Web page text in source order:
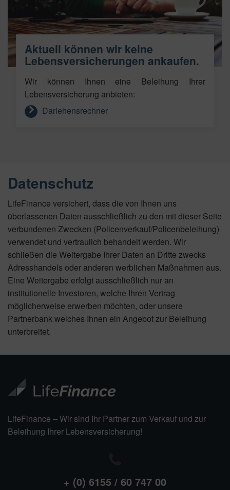
Aktuell können wir keine
Lebensversicherungen ankaufen.
Wir können Ihnen eine Beleihung Ihrer
Lebensversicherung anbieten:
Darlehensrechner
Datenschutz
LifeFinance versichert, dass die von Ihnen uns
überlassenen Daten ausschließlich zu den mit dieser Seite
verbundenen Zwecken (Policenverkauf/Policenbeleihung)
verwendet und vertraulich behandelt werden. Wir
schließen die Weitergabe Ihrer Daten an Dritte zwecks
Adresshandels oder anderen werblichen Maßnahmen aus.
Eine Weitergabe erfolgt ausschließlich nur an
institutionelle Investoren, welche Ihren Vertrag
möglicherweise erwerben möchten, oder unsere
Partnerbank welches Ihnen ein Angebot zur Beleihung
unterbreitet.
LifeFinance – Wir sind Ihr Partner zum Verkauf und zur
Beleihung Ihrer Lebensversicherung!
+ (0) 6155 / 60 747 00